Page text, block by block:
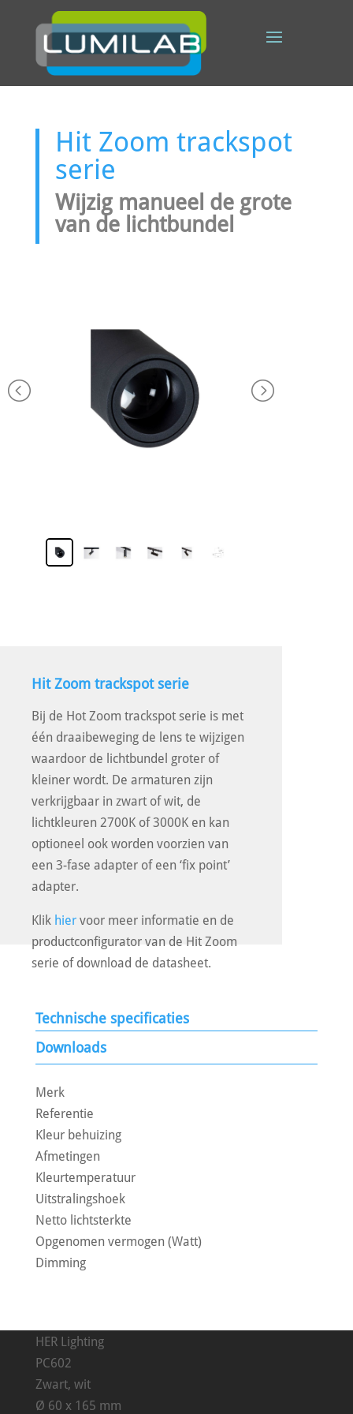
Hit Zoom trackspot
serie
Wijzig manueel de grote
van de lichtbundel
Hit Zoom trackspot serie
Bij de Hot Zoom trackspot serie is met
één draaibeweging de lens te wijzigen
waardoor de lichtbundel groter of
kleiner wordt. De armaturen zijn
verkrijgbaar in zwart of wit, de
lichtkleuren 2700K of 3000K en kan
optioneel ook worden voorzien van
een 3-fase adapter of een ‘fix point’
adapter.
Klik hier voor meer informatie en de
productconfigurator van de Hit Zoom
serie of download de datasheet.
Technische specificaties
Downloads
Merk
Referentie
Kleur behuizing
Afmetingen
Kleurtemperatuur
Uitstralingshoek
Netto lichtsterkte
Opgenomen vermogen (Watt)
Dimming
HER Lighting
PC602
Zwart, wit
Ø 60 x 165 mm